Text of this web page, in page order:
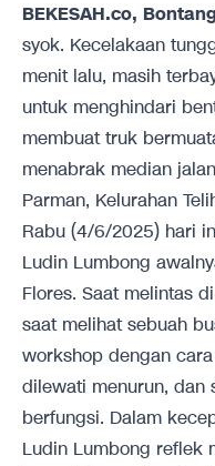
BEKESAH.co, Bontang
syok. Kecelakaan
menit lalu, masih
untuk menghindari
membuat truk
menabrak median
Parman, Kelurahan
Rabu (4/6/2025) hari
Ludin Lumbong
Flores. Saat melintas
saat melihat sebuah
workshop dengan
dilewati menurun, dan
berfungsi. Dalam
Ludin Lumbong reflek